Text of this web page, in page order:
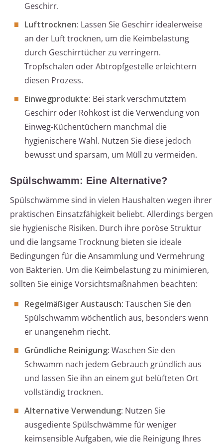
Geschirr.
Lufttrocknen: Lassen Sie Geschirr idealerweise
an der Luft trocknen, um die Keimbelastung
durch Geschirrtücher zu verringern.
Tropfschalen oder Abtropfgestelle erleichtern
diesen Prozess.
Einwegprodukte: Bei stark verschmutztem
Geschirr oder Rohkost ist die Verwendung von
Einweg-Küchentüchern manchmal die
hygienischere Wahl. Nutzen Sie diese jedoch
bewusst und sparsam, um Müll zu vermeiden.
Spülschwamm: Eine Alternative?
Spülschwämme sind in vielen Haushalten wegen ihrer
praktischen Einsatzfähigkeit beliebt. Allerdings bergen
sie hygienische Risiken. Durch ihre poröse Struktur
und die langsame Trocknung bieten sie ideale
Bedingungen für die Ansammlung und Vermehrung
von Bakterien. Um die Keimbelastung zu minimieren,
sollten Sie einige Vorsichtsmaßnahmen beachten:
Regelmäßiger Austausch: Tauschen Sie den
Spülschwamm wöchentlich aus, besonders wenn
er unangenehm riecht.
Gründliche Reinigung: Waschen Sie den
Schwamm nach jedem Gebrauch gründlich aus
und lassen Sie ihn an einem gut belüfteten Ort
vollständig trocknen.
Alternative Verwendung: Nutzen Sie
ausgediente Spülschwämme für weniger
keimsensible Aufgaben, wie die Reinigung Ihres